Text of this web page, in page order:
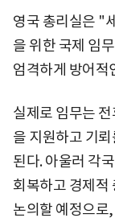
영국 총리실은 "
을 위한 국제 임
엄격하게 방어적
실제로 임무는
을 지원하고 기
된다. 아울러 각
회복하고 경제적
논의할 예정으로